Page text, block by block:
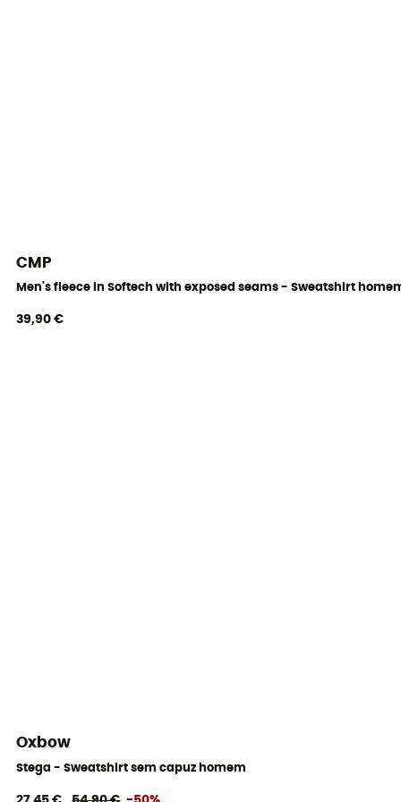
CMP
Men's fleece in Softech with exposed seams - Sweatshirt
39,90 €
Oxbow
Stega - Sweatshirt sem capuz homem